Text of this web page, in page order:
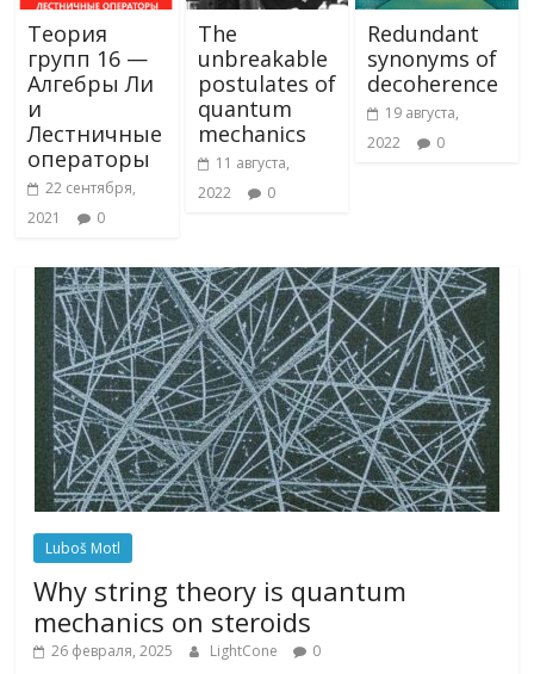
Теория
групп 16 —
Алгебры Ли
и
Лестничные
операторы
22 сентября,
2021
0
The
unbreakable
postulates of
quantum
mechanics
11 августа,
2022
0
Redundant
synonyms of
decoherence
19 августа,
2022
0
Luboš Motl
Why string theory is quantum
mechanics on steroids
26 февраля, 2025 LightCone 0